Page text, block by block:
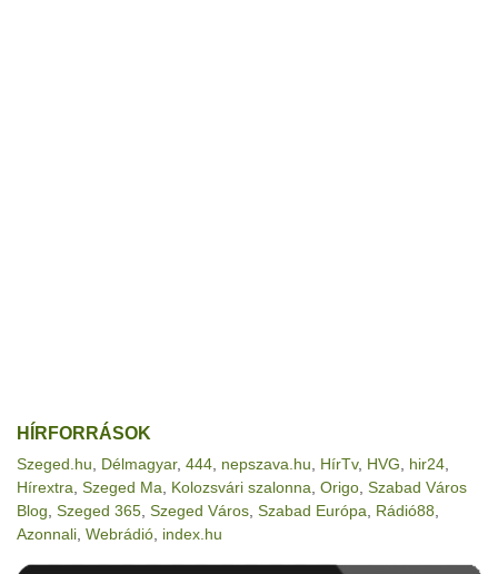
HÍRFORRÁSOK
Szeged.hu Délmagyar, 444 nepszava.hu HírTv, HVG hir24
Hírextra Szeged Ma Kolozsvári szalonna Origo Szabad Város
Blog Szeged 365 Szeged Város Szabad Európa Rádió88
Azonnali Webrádió index.hu